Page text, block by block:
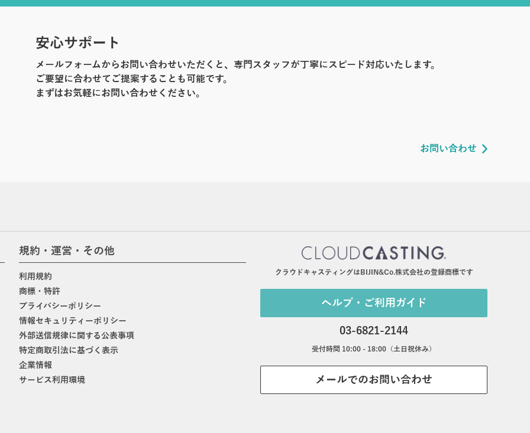
安心サポート
メールフォームからお問い合わせいただくと、専門スタッフが丁寧にスピード対応いたします。
ご要望に合わせてご提案することも可能です。
まずはお気軽にお問い合わせください。
お問い合わせ
規約・運営・その他
利用規約
商標・特許
プライバシーポリシー
情報セキュリティーポリシー
外部送信規律に関する公表事項
特定商取引法に基づく表示
企業情報
サービス利用環境
クラウドキャスティングはBIJIN&Co.株式会社の登録商標です
ヘルプ・ご利用ガイド
03-6821-2144
受付時間 10:00 - 18:00（土日祝休み）
メールでのお問い合わせ